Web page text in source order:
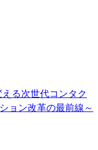
る次世代コンタク
ョン改革の最前線～